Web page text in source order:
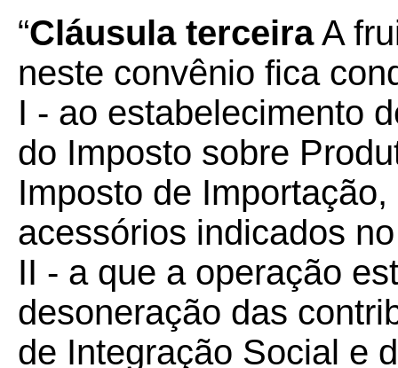
“Cláusula terceiraA
neste convênio fica
I - ao estabelecimento
do Imposto sobre
Imposto de
acessórios indicados
II - a que a operação
desoneração das
de Integração Social e